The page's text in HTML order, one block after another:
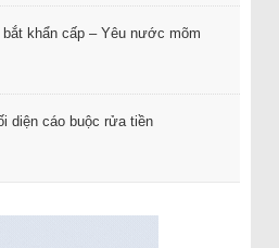
bắt khẩn cấp – Yêu nước mõm
diện cáo buộc rửa tiền